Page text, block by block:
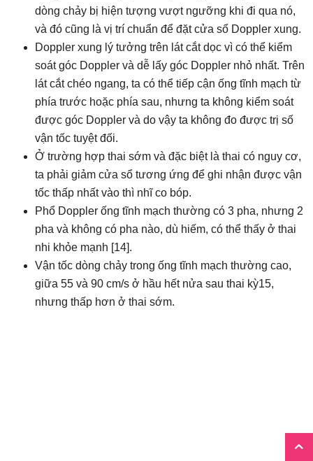
dòng chảy bị hiện tượng vượt ngưỡng khi đi qua nó,
và đó cũng là vị trí chuẩn để đặt cửa sổ Doppler xung.
Doppler xung lý tưởng trên lát cắt dọc vì có thể kiểm
soát góc Doppler và dễ lấy góc Doppler nhỏ nhất. Trên
lát cắt chéo ngang, ta có thể tiếp cận ống tĩnh mạch từ
phía trước hoặc phía sau, nhưng ta không kiểm soát
được góc Doppler và do vậy ta không đo được trị số
vận tốc tuyệt đối.
Ở trường hợp thai sớm và đặc biệt là thai có nguy cơ,
ta phải giảm cửa sổ tương ứng để ghi nhận được vận
tốc thấp nhất vào thì nhĩ co bóp.
Phổ Doppler ống tĩnh mạch thường có 3 pha, nhưng 2
pha và không có pha nào, dù hiếm, có thể thấy ở thai
nhi khỏe mạnh [14].
Vận tốc dòng chảy trong ống tĩnh mạch thường cao,
giữa 55 và 90 cm/s ở hầu hết nửa sau thai kỳ15,
nhưng thấp hơn ở thai sớm.